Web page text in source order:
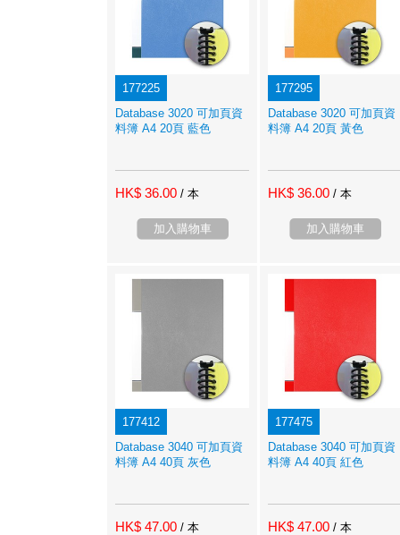
177225
Database 3020 可加頁資
料簿 A4 20頁 藍色
HK$ 36.00 / 本
加入購物車
177295
Database 3020 可加頁資
料簿 A4 20頁 黃色
HK$ 36.00 / 本
加入購物車
177412
Database 3040 可加頁資
料簿 A4 40頁 灰色
HK$ 47.00 / 本
177475
Database 3040 可加頁資
料簿 A4 40頁 紅色
HK$ 47.00 / 本